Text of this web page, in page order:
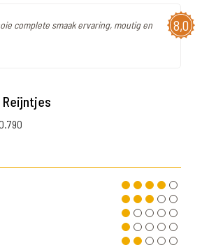
8,0
complete smaak ervaring, moutig en